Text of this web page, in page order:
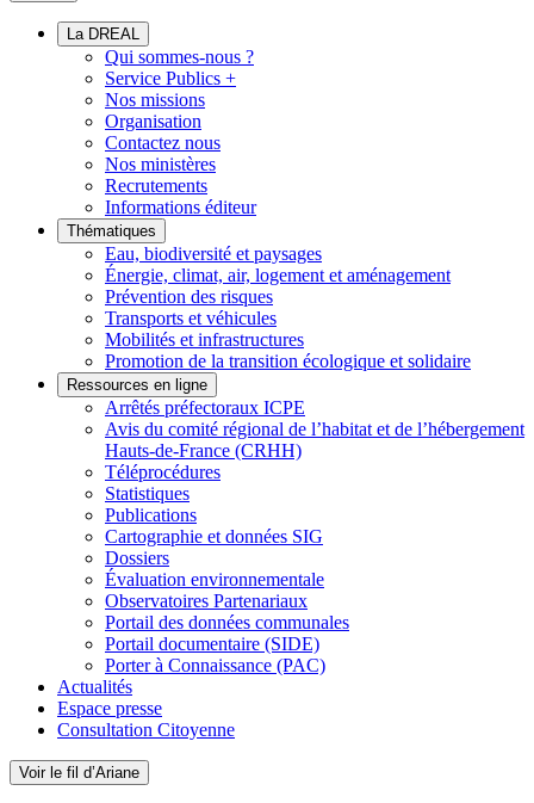
La DREAL
Qui sommes-nous ?
Service Publics +
Nos missions
Organisation
Contactez nous
Nos ministères
Recrutements
Informations éditeur
Thématiques
Eau, biodiversité et paysages
Énergie, climat, air, logement et aménagement
Prévention des risques
Transports et véhicules
Mobilités et infrastructures
Promotion de la transition écologique et solidaire
Ressources en ligne
Arrêtés préfectoraux ICPE
Avis du comité régional de l’habitat et de l’hébergement
Hauts-de-France (CRHH)
Téléprocédures
Statistiques
Publications
Cartographie et données SIG
Dossiers
Évaluation environnementale
Observatoires Partenariaux
Portail des données communales
Portail documentaire (SIDE)
Porter à Connaissance (PAC)
Actualités
Espace presse
Consultation Citoyenne
Voir le fil d’Ariane